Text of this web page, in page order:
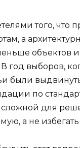
того, что
а
объектов
год выборов,
были
по
сложной для
а не избегать